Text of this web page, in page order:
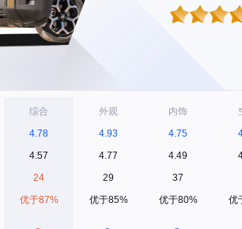
综合
4.78
4.57
24
优于87%
外观
4.93
4.77
29
优于85%
内饰
4.75
4.49
37
优于80%
优